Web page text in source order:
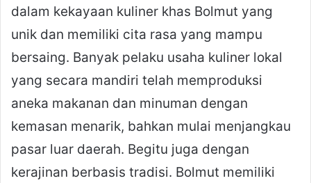
dalam kekayaan kuliner khas Bolmut yang
unik dan memiliki cita rasa yang mampu
bersaing. Banyak pelaku usaha kuliner lokal
yang secara mandiri telah memproduksi
aneka makanan dan minuman dengan
kemasan menarik, bahkan mulai menjangkau
pasar luar daerah. Begitu juga dengan
kerajinan berbasis tradisi. Bolmut memiliki